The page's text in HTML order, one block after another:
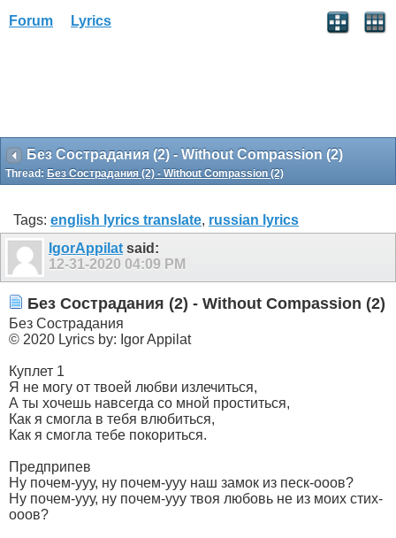
Forum Lyrics
Без Сострадания (2) - Without Compassion (2)
Thread: Без Сострадания (2) - Without Compassion (2)
Tags: english lyrics translate, russian lyrics
IgorAppilat said:
12-31-2020 04:09 PM
Без Сострадания (2) - Without Compassion (2)
Без Сострадания
© 2020 Lyrics by: Igor Appilat
Куплет 1
Я не могу от твоей любви излечиться,
А ты хочешь навсегда со мной проститься,
Как я смогла в тебя влюбиться,
Как я смогла тебе покориться.
Предприпев
Ну почем-ууу, ну почем-ууу наш замок из песк-ооов?
Ну почем-ууу, ну почем-ууу твоя любовь не из моих стих-
ооов?